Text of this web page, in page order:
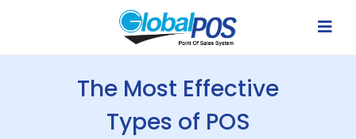
The Most Effective
Types of POS